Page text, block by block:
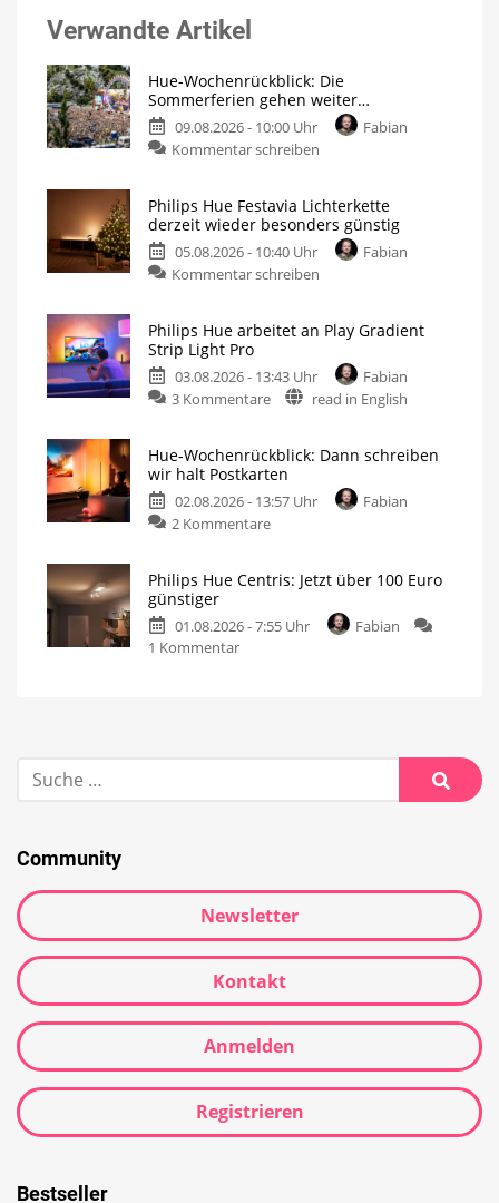
Verwandte Artikel
Hue-Wochenrückblick: Die
Sommerferien gehen weiter…
09.08.2026 - 10:00 Uhr
Fabian
Kommentar schreiben
Philips Hue Festavia Lichterkette
derzeit wieder besonders günstig
05.08.2026 - 10:40 Uhr
Fabian
Kommentar schreiben
Philips Hue arbeitet an Play Gradient
Strip Light Pro
03.08.2026 - 13:43 Uhr
Fabian
3 Kommentare
read in English
Hue-Wochenrückblick: Dann schreiben
wir halt Postkarten
02.08.2026 - 13:57 Uhr
Fabian
2 Kommentare
Philips Hue Centris: Jetzt über 100 Euro
günstiger
01.08.2026 - 7:55 Uhr
Fabian
1 Kommentar
Community
Newsletter
Kontakt
Anmelden
Registrieren
Bestseller